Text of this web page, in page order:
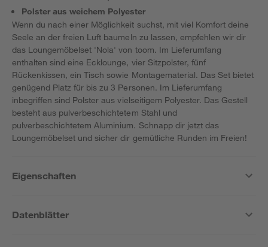
Polster aus weichem Polyester
Wenn du nach einer Möglichkeit suchst, mit viel Komfort deine
Seele an der freien Luft baumeln zu lassen, empfehlen wir dir
das Loungemöbelset 'Nola' von toom. Im Lieferumfang
enthalten sind eine Ecklounge, vier Sitzpolster, fünf
Rückenkissen, ein Tisch sowie Montagematerial. Das Set bietet
genügend Platz für bis zu 3 Personen. Im Lieferumfang
inbegriffen sind Polster aus vielseitigem Polyester. Das Gestell
besteht aus pulverbeschichtetem Stahl und
pulverbeschichtetem Aluminium. Schnapp dir jetzt das
Loungemöbelset und sicher dir gemütliche Runden im Freien!
Eigenschaften
Datenblätter